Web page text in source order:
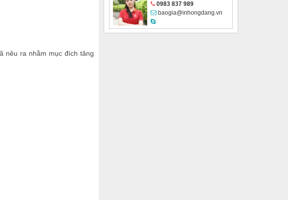
nêu ra nhằm mục đích tăng
0983 837 989
baogia@inhongdang.vn